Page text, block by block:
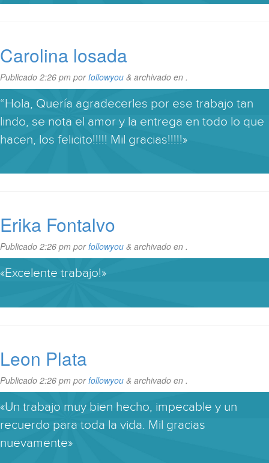
Carolina losada
Publicado 2:26 pm porfollowyou & archivado en .
“Hola, Quería agradecerles por ese trabajo tan
lindo, se nota el amor y la entrega en todo lo que
hacen, los felicito!!!!! Mil gracias!!!!!»
Erika Fontalvo
Publicado 2:26 pm porfollowyou & archivado en .
«Excelente trabajo!»
Leon Plata
Publicado 2:26 pm porfollowyou & archivado en .
«Un trabajo muy bien hecho, impecable y un
recuerdo para toda la vida. Mil gracias
nuevamente»